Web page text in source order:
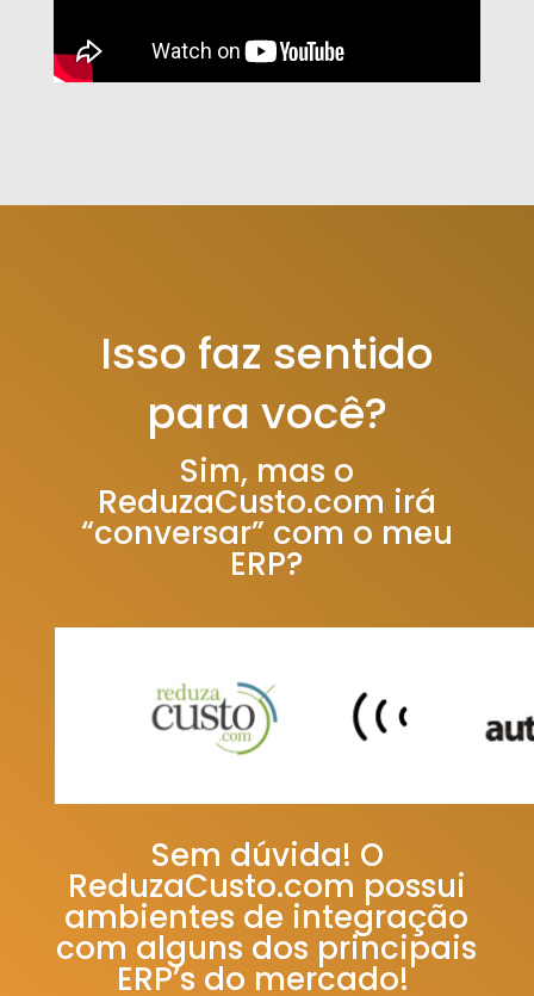
Isso faz sentido
para você?
Sim, mas o
ReduzaCusto.com irá
“conversar” com o meu
ERP?
Sem dúvida! O
ReduzaCusto.com possui
ambientes de integração
com alguns dos principais
ERP’s do mercado!